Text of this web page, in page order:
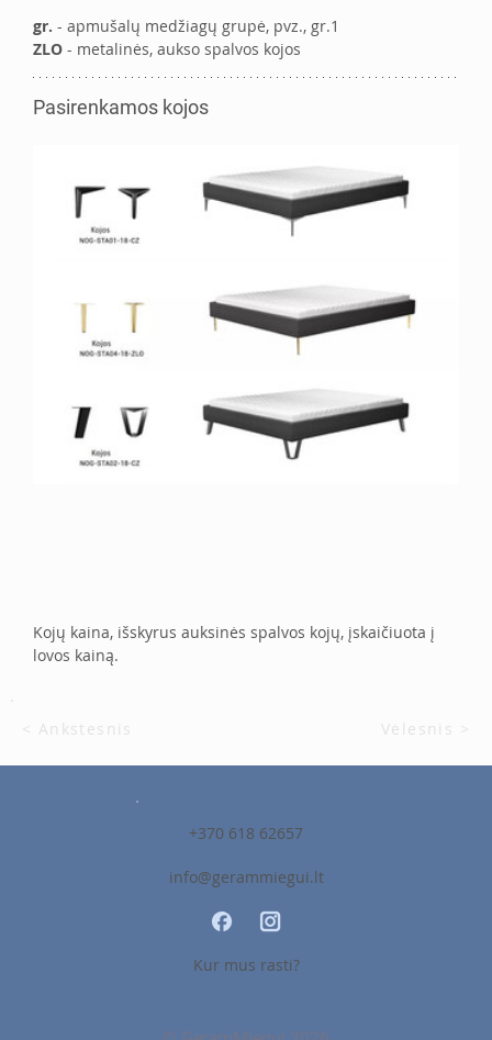
gr. - apmušalų medžiagų grupė, pvz., gr.1
ZLO - metalinės, aukso spalvos kojos
Pasirenkamos kojos
Kojų kaina, išskyrus auksinės spalvos kojų, įskaičiuota į
lovos kainą.
< Ankstesnis Vėlesnis >
+370 618 62657
info@gerammiegui.lt
Kur mus rasti?